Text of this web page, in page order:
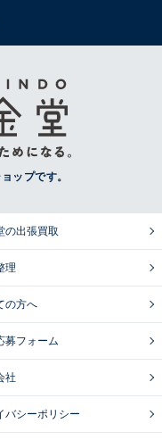
ップです。
の出張買取
理
の方へ
募フォーム
社
バシーポリシー